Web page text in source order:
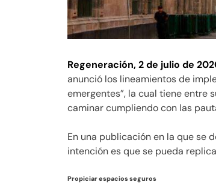
Regeneración, 2 de julio de
anunció los lineamientos de
emergentes”, la cual tiene entre
caminar cumpliendo con las
En una publicación en la que se
intención es que se pueda
Propiciar espacios seguros